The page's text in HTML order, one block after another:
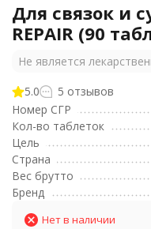
Для связок и
REPAIR (90
Не является
5.0
5 отзывов
Номер СГР
Кол-во таблеток
Цель
Страна
Вес брутто
Бренд
Нет в наличии